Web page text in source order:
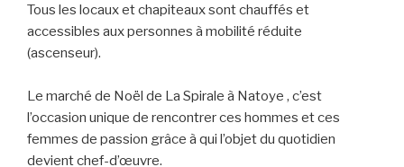
Tous les locaux et chapiteaux sont chauffés et
accessibles aux personnes à mobilité réduite
(ascenseur).
Le marché de Noël de La Spirale à Natoye , c’est
l’occasion unique de rencontrer ces hommes et ces
femmes de passion grâce à qui l’objet du quotidien
devient chef-d’œuvre.